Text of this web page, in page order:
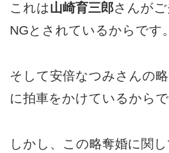
これは山崎育三郎さんが
NGとされているからです。
そして安倍なつみさんの
に拍車をかけているからで
しかし、この略奪婚に関